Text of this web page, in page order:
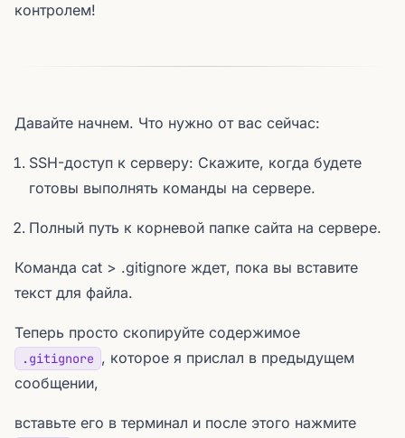
контролем!
Давайте начнем. Что нужно от вас сейчас:
SSH-доступ к серверу: Скажите, когда будете
готовы выполнять команды на сервере.
Полный путь к корневой папке сайта на сервере.
Команда cat > .gitignore ждет, пока вы вставите
текст для файла.
Теперь просто скопируйте содержимое
.gitignore , которое я прислал в предыдущем
сообщении,
вставьте его в терминал и после этого нажмите